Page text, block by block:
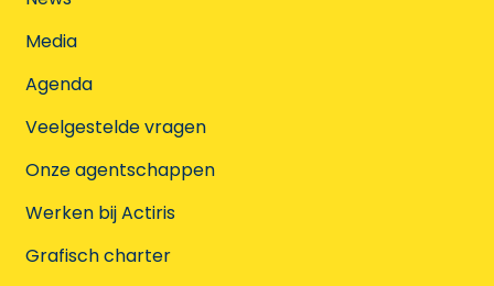
Media
Agenda
Veelgestelde vragen
Onze agentschappen
Werken bij Actiris
Grafisch charter